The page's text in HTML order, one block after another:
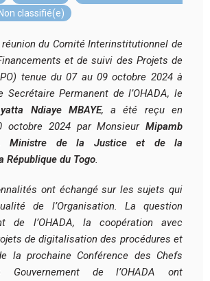
Non classifié(e)
du Comité Interinstitutionnel de
et de suivi des Projets de
tenue du 07 au 09 octobre 2024 à
Secrétaire Permanent de l’OHADA, le
Ndiaye MBAYE, a été reçu en
octobre 2024 par MonsieurMipamb
Ministre de la Justice et de la
République du Togo.
ont échangé sur les sujets qui
de l’Organisation. La question
de l’OHADA, la coopération avec
de digitalisation des procédures et
la prochaine Conférence des Chefs
de l’OHADA ont